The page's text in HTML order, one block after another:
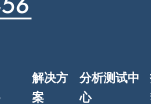
解决方
案
分析测试中
心